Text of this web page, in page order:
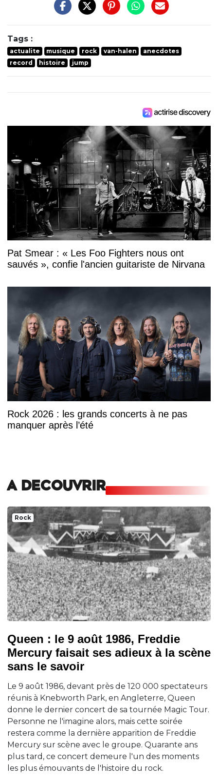
Tags :
actualite musique rock van-halen
anecdotes
record
histoire jump
Pat Smear : « Les Foo Fighters nous ont
sauvés », confie l'ancien guitariste de Nirvana
Rock 2026 : les grands concerts à ne pas
manquer après l’été
A DECOUVRIR
Rock
Queen : le 9 août 1986, Freddie
Mercury faisait ses adieux à la scène
sans le savoir
Le 9 août 1986, devant près de 120 000 spectateurs
réunis à Knebworth Park, en Angleterre, Queen
donne le dernier concert de sa tournée Magic Tour.
Personne ne l'imagine alors, mais cette soirée
restera comme la dernière apparition de Freddie
Mercury sur scène avec le groupe. Quarante ans
plus tard, ce concert demeure l'un des moments
les plus émouvants de l'histoire du rock.